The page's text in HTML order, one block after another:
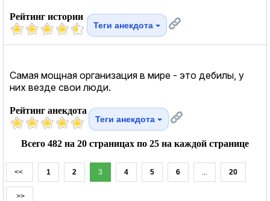
Рейтинг истории
Теги анекдота
Самая мощная организация в мире - это дебилы, у
них везде свои люди.
Рейтинг анекдота
Теги анекдота
Всего 482 на 20 страницах по 25 на каждой странице
<< 1 2 3 4 5 6 ... 20
>>